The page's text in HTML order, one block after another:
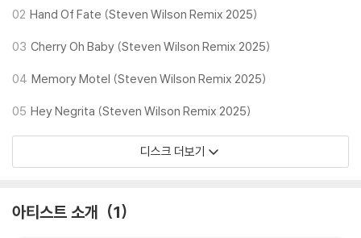
02 Hand Of Fate (Steven Wilson Remix 2025)
03 Cherry Oh Baby (Steven Wilson Remix 2025)
04 Memory Motel (Steven Wilson Remix 2025)
05 Hey Negrita (Steven Wilson Remix 2025)
디스크 더보기
아티스트 소개 1